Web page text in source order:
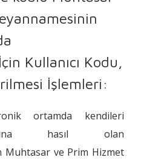
Kullanıcı Kodu,
İşlemleri:
ortamda kendileri
hasıl olan
Muhtasar ve Prim Hizmet